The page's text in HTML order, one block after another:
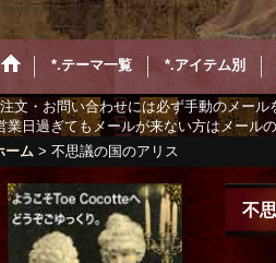
*.テーマ一覧 *.アイテム別
文・お問い合わせには必ず手動のメール
業日過ぎてもメールが来ない方はメール
ーム > 不思議の国のアリス
不